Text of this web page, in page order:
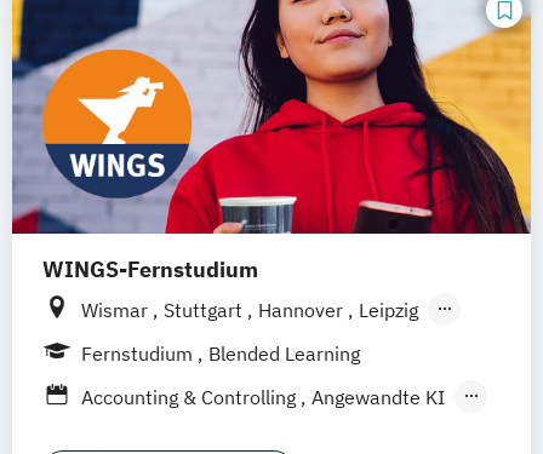
WINGS-Fernstudium
Wismar Stuttgart Hannover
Leipzig
Frankfurt am Main
Berlin
Hamburg
Nürnberg
Fernstudium
Blended Learning
Accounting & Controlling
Angewandte KI